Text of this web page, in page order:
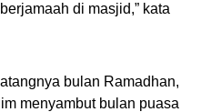
di masjid,” kata
bulan Ramadhan,
menyambut bulan puasa